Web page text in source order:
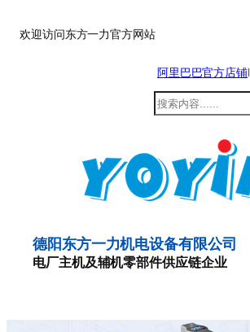
至欢迎访问东方一力官方网站
阿里巴巴官方店铺|
搜
索
德阳东方一力机电设备有限公司
电厂主机及辅机零部件供应链企业